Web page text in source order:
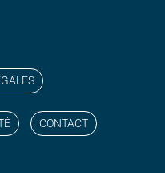
CONTACT